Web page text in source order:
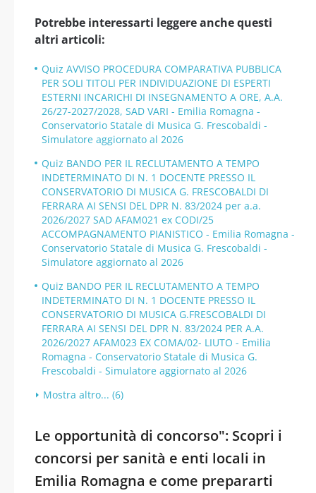
Potrebbe interessarti leggere anche questi
altri articoli:
Quiz AVVISO PROCEDURA COMPARATIVA PUBBLICA
PER SOLI TITOLI PER INDIVIDUAZIONE DI ESPERTI
ESTERNI INCARICHI DI INSEGNAMENTO A ORE, A.A.
26/27-2027/2028, SAD VARI - Emilia Romagna -
Conservatorio Statale di Musica G. Frescobaldi -
Simulatore aggiornato al 2026
Quiz BANDO PER IL RECLUTAMENTO A TEMPO
INDETERMINATO DI N. 1 DOCENTE PRESSO IL
CONSERVATORIO DI MUSICA G. FRESCOBALDI DI
FERRARA AI SENSI DEL DPR N. 83/2024 per a.a.
2026/2027 SAD AFAM021 ex CODI/25
ACCOMPAGNAMENTO PIANISTICO - Emilia Romagna -
Conservatorio Statale di Musica G. Frescobaldi -
Simulatore aggiornato al 2026
Quiz BANDO PER IL RECLUTAMENTO A TEMPO
INDETERMINATO DI N. 1 DOCENTE PRESSO IL
CONSERVATORIO DI MUSICA G.FRESCOBALDI DI
FERRARA AI SENSI DEL DPR N. 83/2024 PER A.A.
2026/2027 AFAM023 EX COMA/02- LIUTO - Emilia
Romagna - Conservatorio Statale di Musica G.
Frescobaldi - Simulatore aggiornato al 2026
Mostra altro... (6)
Le opportunità di concorso": Scopri i
concorsi per sanità e enti locali in
Emilia Romagna e come prepararti